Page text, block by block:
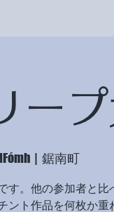
ープ
  |
鋸南町
す。他の参加者と比
ント作品を何枚か重